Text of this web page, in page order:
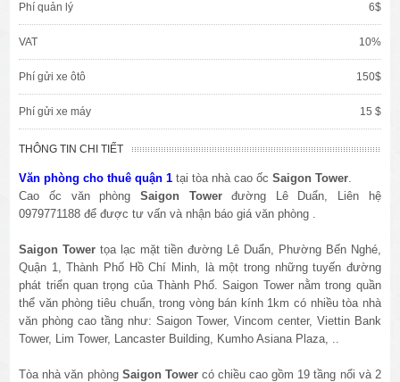
Phí quản lý 6$
VAT 10%
Phí gửi xe ôtô 150$
Phí gửi xe máy 15 $
THÔNG TIN CHI TIẾT
Văn phòng cho thuê quận 1tại tòa nhà cao ốcSaigon Tower
Cao ốc văn phòng Saigon Towerđường Lê Duẩn, Liên hệ
0979771188 để được tư vấn và nhận báo giá văn phòng .
Saigon Towertọa lạc mặt tiền đường Lê Duẩn, Phường Bến Nghé,
Quận 1, Thành Phố Hồ Chí Minh, là một trong những tuyến đường
phát triển quan trọng của Thành Phố. Saigon Tower nằm trong quần
thể văn phòng tiêu chuẩn, trong vòng bán kính 1km có nhiều tòa nhà
văn phòng cao tầng như: Saigon Tower, Vincom center, Viettin Bank
Tower, Lim Tower, Lancaster Building, Kumho Asiana Plaza, ..
Tòa nhà văn phòng Saigon Tower có chiều cao gồm 19 tầng nổi và 2